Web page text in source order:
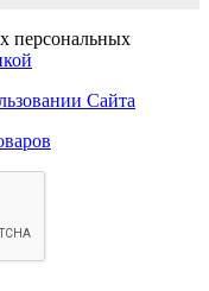
персональных
Сайта